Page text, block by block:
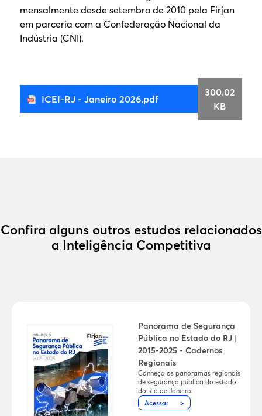
mensalmente desde setembro de 2010 pela Firjan
em parceria com a Confederação Nacional da
Indústria (CNI).
ICEI-RJ - Janeiro 2026.pdf
300.02
KB
Confira alguns outros estudos relacionados
a Inteligência Competitiva
Panorama de Segurança
Pública no Estado do RJ |
2015-2025 - Cadernos
Regionais
Conheça os panoramas regionais
de segurança pública do estado
do Rio de Janeiro.
Acessar